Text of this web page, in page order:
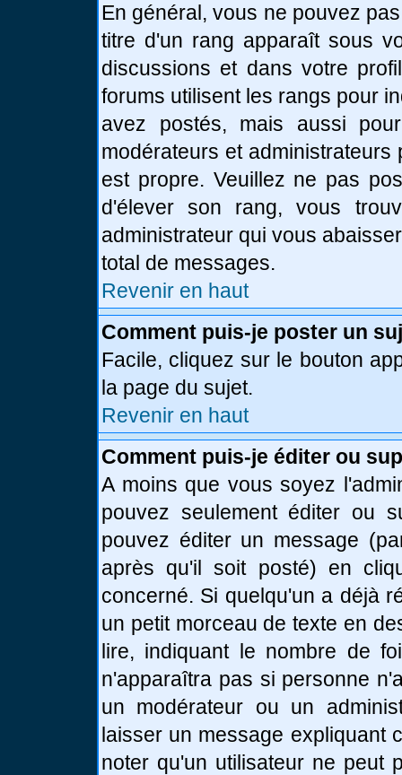
En général, vous ne pouvez
titre d'un rang apparaît sous
discussions et dans votre
forums utilisent les rangs pour
avez postés, mais aussi
modérateurs et
est propre. Veuillez ne pas
d'élever son rang, vous
administrateur qui vous
total de messages.
Revenir en haut
Comment puis-je poster un
Facile, cliquez sur le bouton
la page du sujet.
Revenir en haut
Comment puis-je éditer ou
A moins que vous soyez
pouvez seulement éditer ou
pouvez éditer un message
après qu'il soit posté) en
concerné. Si quelqu'un a déjà
un petit morceau de texte en
lire, indiquant le nombre de
n'apparaîtra pas si personne
un modérateur ou un
laisser un message expliquant
noter qu'un utilisateur ne peut